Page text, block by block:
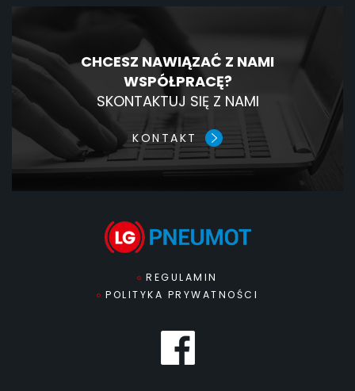
CHCESZ NAWIĄZAĆ Z NAMI
WSPÓŁPRACĘ?
SKONTAKTUJ SIĘ Z NAMI
KONTAKT
REGULAMIN
POLITYKA PRYWATNOŚCI